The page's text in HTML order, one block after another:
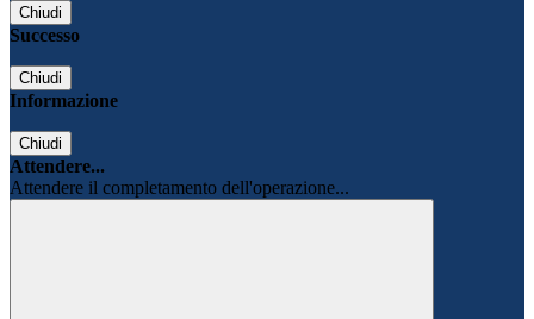
Chiudi
Successo
Chiudi
Informazione
Chiudi
Attendere...
Attendere il completamento dell'operazione...